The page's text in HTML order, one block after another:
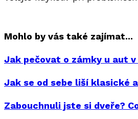
Mohlo by vás také zajímat...
Jak pečovat o zámky u aut v
Jak se od sebe liší klasické
Zabouchnuli jste si dveře?